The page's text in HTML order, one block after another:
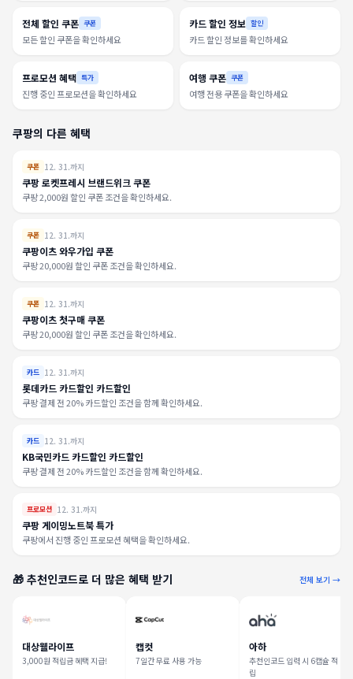
전체 할인 쿠폰 쿠폰
모든 할인 쿠폰을 확인하세요
카드 할인 정보 할인
카드 할인 정보를 확인하세요
프로모션 혜택 특가
진행 중인 프로모션을 확인하세요
여행 쿠폰 쿠폰
여행 전용 쿠폰을 확인하세요
쿠팡의 다른 혜택
쿠폰 12. 31.까지
쿠팡 로켓프레시 브랜드위크 쿠폰
쿠팡 2,000원 할인 쿠폰 조건을 확인하세요.
쿠폰 12. 31.까지
쿠팡이츠 와우가입 쿠폰
쿠팡 20,000원 할인 쿠폰 조건을 확인하세요.
쿠폰 12. 31.까지
쿠팡이츠 첫구매 쿠폰
쿠팡 20,000원 할인 쿠폰 조건을 확인하세요.
카드 12. 31.까지
롯데카드 카드할인 카드할인
쿠팡 결제 전 20% 카드할인 조건을 함께 확인하세요.
카드 12. 31.까지
KB국민카드 카드할인 카드할인
쿠팡 결제 전 20% 카드할인 조건을 함께 확인하세요.
프로모션 12. 31.까지
쿠팡 게이밍노트북 특가
쿠팡에서 진행 중인 프로모션 혜택을 확인하세요.
🎁 추천인코드로 더 많은 혜택 받기 전체 보기 →
대상웰라이프
3,000원 적립금 혜택 지급!
캡컷
7일간 무료 사용 가능
아하
추천인코드 입력 시 6캡슐 적
립